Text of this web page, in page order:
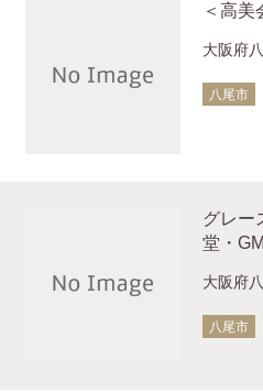
＜高美
大阪府
八尾市
グレー
堂・
大阪府
八尾市